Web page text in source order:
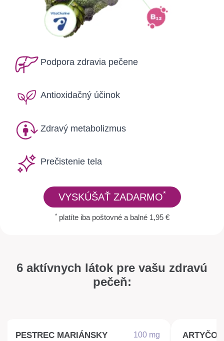
Podpora zdravia pečene
Antioxidačný účinok
Zdravý metabolizmus
Prečistenie tela
VYSKÚŠAŤ ZADARMO*
*platíte iba poštovné a balné 1,95 €
6 aktívnych látok pre vašu zdravú
pečeň:
PESTREC MARIÁNSKY 100 mg
PESTREC MARIÁNSKY
100 mg ARTYČOK
80 mg